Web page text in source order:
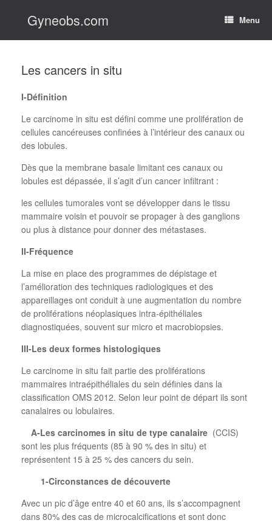
Gyneobs.com Menu
Les cancers in situ
I-Définition
Le carcinome in situ est défini comme une prolifération de
cellules cancéreuses confinées à l’intérieur des canaux ou
des lobules.
Dès que la membrane basale limitant ces canaux ou
lobules est dépassée, il s’agit d’un cancer infiltrant :
les cellules tumorales vont se développer dans le tissu
mammaire voisin et pouvoir se propager à des ganglions
ou plus à distance pour donner des métastases.
II-Fréquence
La mise en place des programmes de dépistage et
l’amélioration des techniques radiologiques et des
appareillages ont conduit à une augmentation du nombre
de proliférations néoplasiques intra-épithéliales
diagnostiquées, souvent sur micro et macrobiopsies.
III-Les deux formes histologiques
Le carcinome in situ fait partie des proliférations
mammaires intraépithéliales du sein définies dans la
classification OMS 2012. Selon leur point de départ ils sont
canalaires ou lobulaires.
A-Les carcinomes in situ de type canalaire (CCIS)
sont les plus fréquents (85 à 90 % des in situ) et
représentent 15 à 25 % des cancers du sein.
1-Circonstances de découverte
Avec un pic d’âge entre 40 et 60 ans, ils s’accompagnent
dans 80% des cas de microcalcifications et sont donc